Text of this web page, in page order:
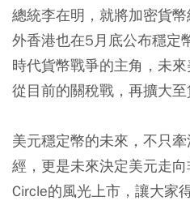
總統李在明，就將加密貨
外香港也在5月底公布穩定
時代貨幣戰爭的主角，未
從目前的關稅戰，再擴大至
美元穩定幣的未來，不只
經，更是未來決定美元走
Circle的風光上市，讓大家